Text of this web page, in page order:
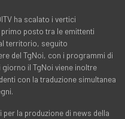
ha scalato i vertici
posto tra le emittenti
territorio, seguito
del TgNoi, con i programmi di
il TgNoi viene inoltre
con la traduzione simultanea
la produzione di news della